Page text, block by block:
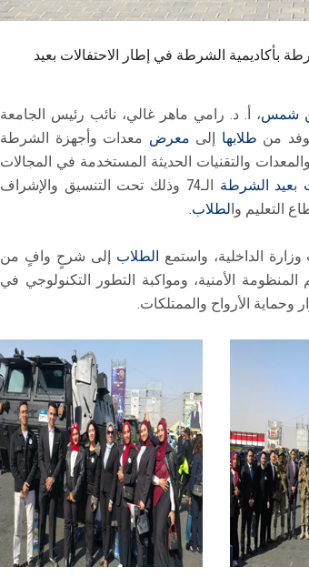
الشرطة في إطار الاحتفالات بعيد
شمس، أ. د. رامي ماهر غالي، نائب رئيس الجامعة
من طلابها إلى معرض معدات وأجهزة الشرطة
والتقنيات الحديثة المستخدمة في المجالات
بعيد الشرطة
الـ74 وذلك تحت التنسيق والإشراف
التعليم والطلاب.
الداخلية، واستمع الطلاب إلى شرحٍ وافٍ من
الأمنية، ومواكبة التطور التكنولوجي في
الأرواح والممتلكات.